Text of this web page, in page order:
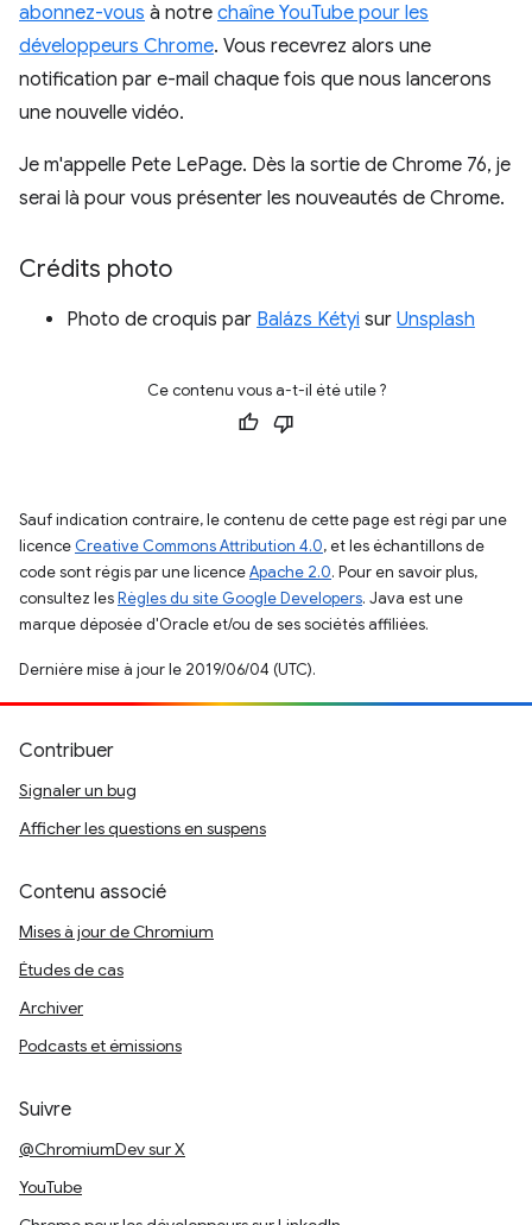
abonnez-vous à notre chaîne YouTube pour les
développeurs Chrome. Vous recevrez alors une
notification par e-mail chaque fois que nous lancerons
une nouvelle vidéo.
Je m'appelle Pete LePage. Dès la sortie de Chrome 76, je
serai là pour vous présenter les nouveautés de Chrome.
Crédits photo
Photo de croquis par Balázs Kétyi sur Unsplash
Ce contenu vous a-t-il été utile ?
Sauf indication contraire, le contenu de cette page est régi par une
licence Creative Commons Attribution 4.0, et les échantillons de
code sont régis par une licenceApache 2.0. Pour en savoir plus,
consultez lesRègles du site Google Developers. Java est une
marque déposée d'Oracle et/ou de ses sociétés affiliées.
Dernière mise à jour le 2019/06/04 (UTC).
Contribuer
Signaler un bug
Afficher les questions en suspens
Contenu associé
Mises à jour de Chromium
Études de cas
Archiver
Podcasts et émissions
Suivre
@ChromiumDev sur X
YouTube